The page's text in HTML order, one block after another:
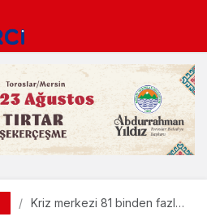
Kriz merkezi 81 binden fazla